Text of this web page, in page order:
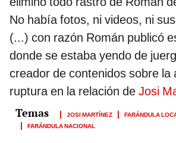
No había fotos, ni videos, ni
(...) con razón Román publicó
donde se estaba yendo de
creador de contenidos sobre la
ruptura en la relación de Josi
JOSI MARTÍNEZ
FARÁNDULA
FARÁNDULA NACIONAL